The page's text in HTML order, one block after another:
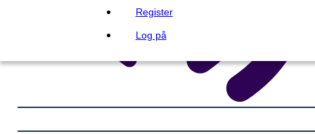
Register
Log på